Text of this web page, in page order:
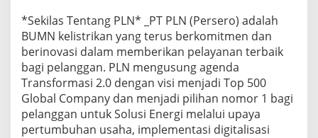
*Sekilas Tentang PLN* _PT PLN (Persero) adalah
BUMN kelistrikan yang terus berkomitmen dan
berinovasi dalam memberikan pelayanan terbaik
bagi pelanggan. PLN mengusung agenda
Transformasi 2.0 dengan visi menjadi Top 500
Global Company dan menjadi pilihan nomor 1 bagi
pelanggan untuk Solusi Energi melalui upaya
pertumbuhan usaha, implementasi digitalisasi